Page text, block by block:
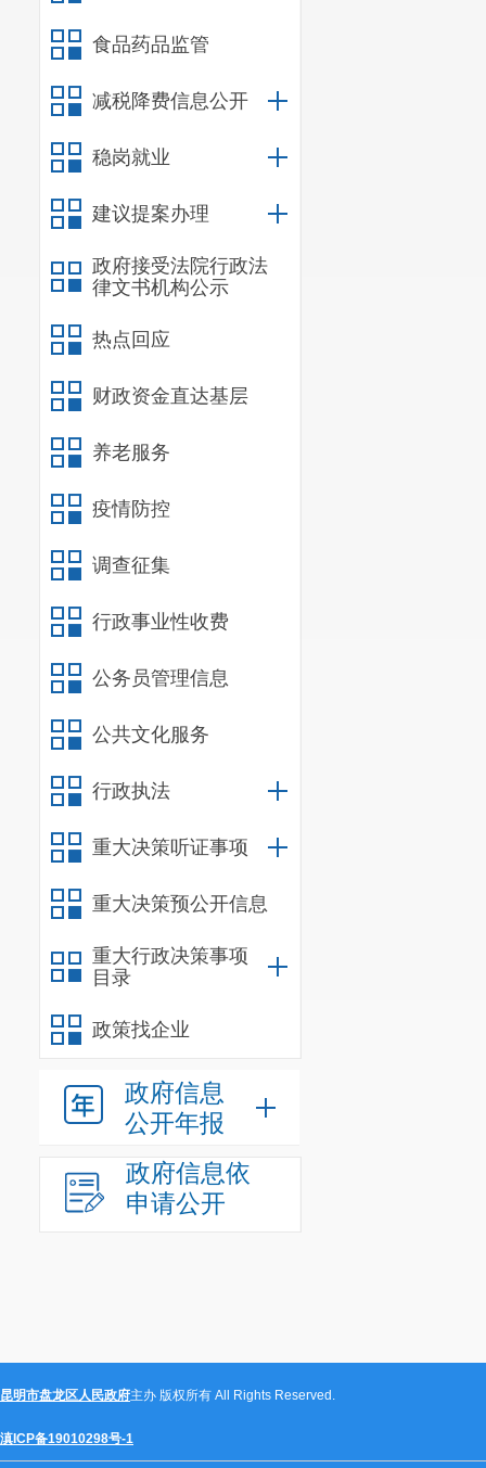
食品药品监管
减税降费信息公开
稳岗就业
建议提案办理
政府接受法院行政法
律文书机构公示
热点回应
财政资金直达基层
养老服务
疫情防控
调查征集
行政事业性收费
公务员管理信息
公共文化服务
行政执法
重大决策听证事项
重大决策预公开信息
重大行政决策事项
目录
政策找企业
政府信息
公开年报
政府信息依
申请公开
昆明市盘龙区人民政府主办 版权所有 All Rights Reserved.
滇ICP备19010298号-1